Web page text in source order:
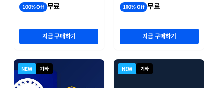
100% Off 무료
지금 구매하기
NEW 기타
100% Off 무료
지금 구매하기
NEW 기타